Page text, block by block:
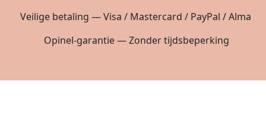
Veilige betaling — Visa / Mastercard / PayPal / Alma
Opinel-garantie — Zonder tijdsbeperking